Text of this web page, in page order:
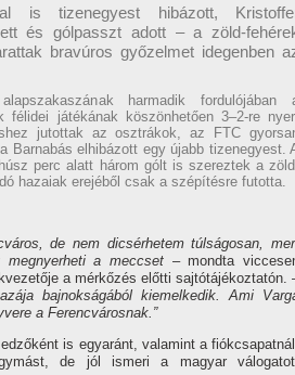
is tizenegyest hibázott,
és gólpasszt adott – a zöld-
bravúros győzelmet idegenben
harmadik fordulójában
félidei játékának köszönhetően 3–2-re
jutottak az osztrákok, az FTC
Barnabás elhibázott egy újabb tizenegyest.
perc alatt három gólt is szereztek a
hazaiak erejéből csak a szépítésre futotta.
de nem dicsérhetem túlságosan,
a meccset– mondta
a mérkőzés előtti sajtótájékoztatón.
bajnokságából kiemelkedik. Ami
a Ferencvárosnak.”
is egyaránt, valamint a
de jól ismeri a magyar